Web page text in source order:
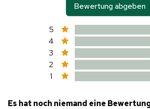
Bewertung abgeben
5
4
3
2
1
Es hat noch niemand eine